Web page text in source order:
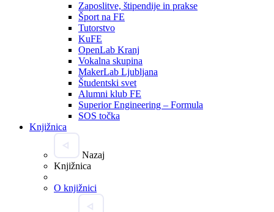
Zaposlitve, štipendije in prakse
Šport na FE
Tutorstvo
KuFE
OpenLab Kranj
Vokalna skupina
MakerLab Ljubljana
Študentski svet
Alumni klub FE
Superior Engineering – Formula
SOS točka
Knjižnica
Nazaj
Knjižnica
O knjižnici